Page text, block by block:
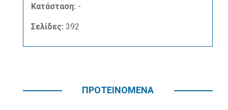
Κατάσταση: -
Σελίδες: 392
ΠΡΟΤΕΙΝΟΜΕΝΑ